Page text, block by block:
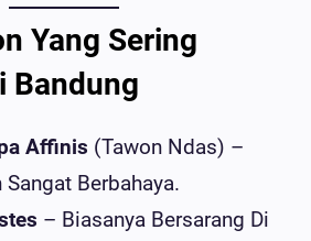
Yang Sering
Bandung
Affinis (tawon Ndas) –
Berbahaya.
– Biasanya Bersarang Di